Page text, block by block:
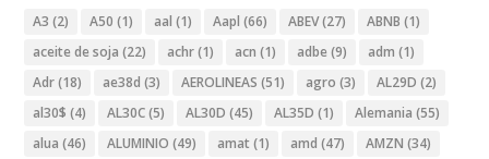
A3 (2) A50 (1) aal (1) Aapl (66) ABEV(27) ABNB (1)
aceite de soja (22) achr(1) acn (1) adbe (9) adm (1)
Adr(18) ae38d (3) AEROLINEAS (51) agro (3) AL29D (2)
al30$ (4) AL30C(5) AL30D (45) AL35D (1) Alemania (55)
alua (46) ALUMINIO (49) amat (1) amd (47) AMZN (34)